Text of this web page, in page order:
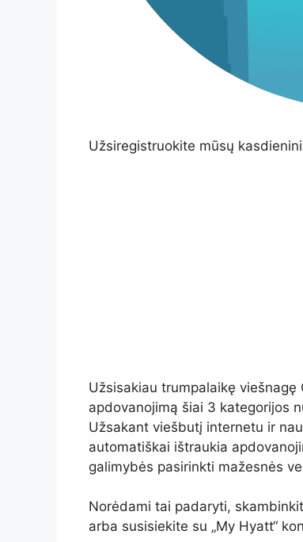
Užsiregistruokite mūsų
Užsisakiau trumpalaikę
apdovanojimą šiai 3 kategorijos
Užsakant viešbutį internetu ir
automatiškai ištraukia
galimybės pasirinkti mažesnės
Norėdami tai padaryti,
arba susisiekite su „My Hyatt“